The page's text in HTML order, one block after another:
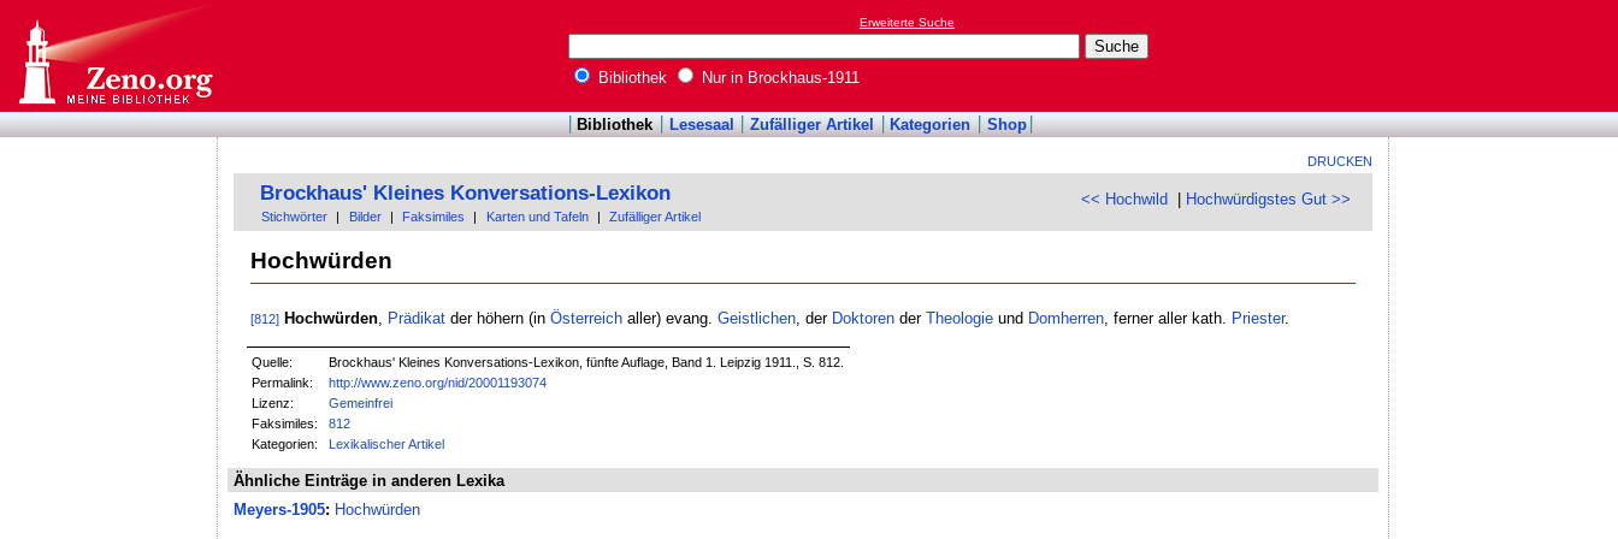
Erweiterte Suche
Bibliothek Nur in Brockhaus-1911
Bibliothek Lesesaal Zufälliger Artikel Kategorien Shop
DRUCKEN
<< Hochwild Hochwürdigstes Gut >>
Brockhaus' Kleines Konversations-Lexikon
Stichwörter Bilder Faksimiles Karten und Tafeln Zufälliger Artikel
Hochwürden
[812] Hochwürden, Prädikatder höhern (in Österreichaller) evang. Geistlichen, der Doktorender Theologieund Domherren, ferner aller kath. Priester.
Quelle:
Brockhaus' Kleines Konversations-Lexikon, fünfte Auflage, Band 1. Leipzig 1911., S. 812.
Permalink:
http://www.zeno.org/nid/20001193074
Lizenz:
Gemeinfrei
Faksimiles:
812
Kategorien:
Lexikalischer Artikel
Ähnliche Einträge in anderen Lexika
Meyers-1905: Hochwürden